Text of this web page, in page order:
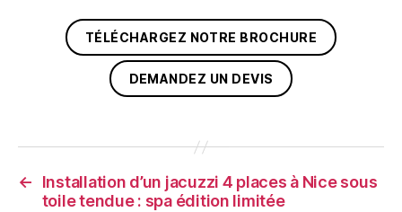
TÉLÉCHARGEZ NOTRE BROCHURE
DEMANDEZ UN DEVIS
←
Installation d’un jacuzzi 4 places à Nice sous
toile tendue : spa édition limitée